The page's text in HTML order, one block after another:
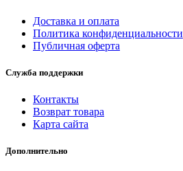
Доставка и оплата
Политика конфиденциальности
Публичная оферта
Служба поддержки
Контакты
Возврат товара
Карта сайта
Дополнительно